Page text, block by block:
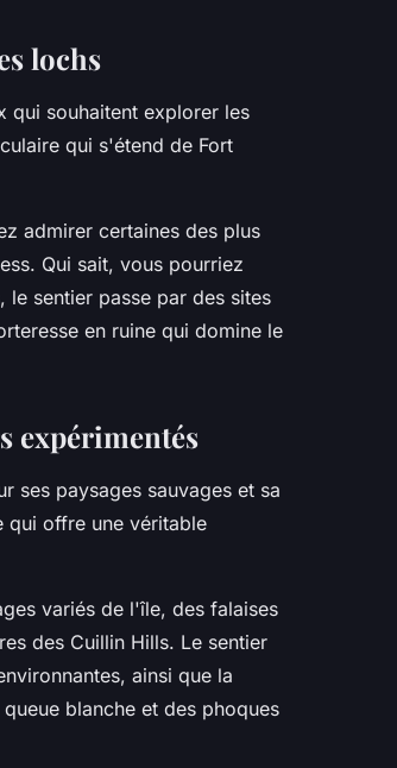
lochs
qui souhaitent explorer les
qui s'étend de Fort
admirer certaines des plus
Qui sait, vous pourriez
sentier passe par des sites
en ruine qui domine le
expérimentés
ses paysages sauvages et sa
qui offre une véritable
variés de l'île, des falaises
des Cuillin Hills. Le sentier
ainsi que la
blanche et des phoques